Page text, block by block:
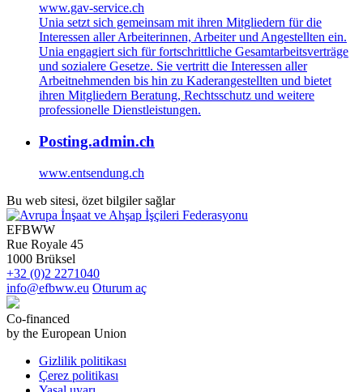
www.gav-service.ch
Unia setzt sich gemeinsam mit ihren Mitgliedern für die
Interessen aller Arbeiterinnen, Arbeiter und Angestellten ein.
Unia engagiert sich für fortschrittliche Gesamtarbeitsverträge
und sozialere Gesetze. Sie vertritt die Interessen aller
Arbeitnehmenden bis hin zu Kaderangestellten und bietet
ihren Mitgliedern Beratung, Rechtsschutz und weitere
professionelle Dienstleistungen.
Posting.admin.ch
www.entsendung.ch
Bu web sitesi, özet bilgiler sağlar
EFBWW
Rue Royale 45
1000 Brüksel
+32 (0)2 2271040
info@efbww.eu Oturum aç
Co-financed
by the European Union
Gizlilik politikası
Çerez politikası